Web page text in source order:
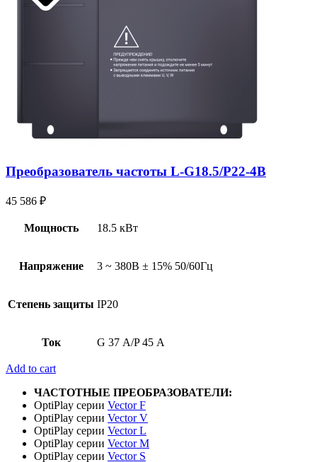
Преобразователь частоты L-G18.5/P22-4В
45 586 ₽
Мощность 18.5 кВт
Напряжение 3 ~ 380В ± 15% 50/60Гц
Степень защиты IP20
Ток G 37 А/P 45 А
Add to cart
ЧАСТОТНЫЕ ПРЕОБРАЗОВАТЕЛИ:
OptiPlay серии Vector F
OptiPlay серии Vector V
OptiPlay серии Vector L
OptiPlay серии Vector M
OptiPlay серии Vector S